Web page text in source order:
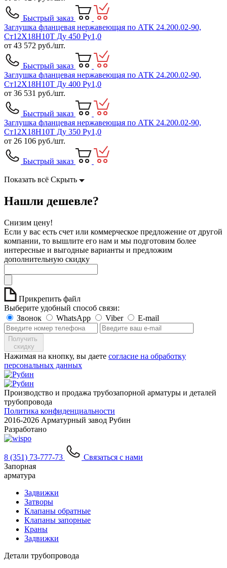
Быстрый заказ
Заглушка фланцевая нержавеющая по АТК 24.200.02-90,
Ст12Х18Н10Т Ду 450 Ру1,0
от 43 572 руб./шт.
Быстрый заказ
Заглушка фланцевая нержавеющая по АТК 24.200.02-90,
Ст12Х18Н10Т Ду 400 Ру1,0
от 36 531 руб./шт.
Быстрый заказ
Заглушка фланцевая нержавеющая по АТК 24.200.02-90,
Ст12Х18Н10Т Ду 350 Ру1,0
от 26 106 руб./шт.
Быстрый заказ
Показать всё Скрыть
Нашли дешевле?
Снизим цену!
Если у вас есть счет или коммерческое предложение от другой
компании, то вышлите его нам и мы подготовим более
интересные и выгодные варианты и предложим
дополнительную скидку
Прикрепить файл
Выберите удобный способ связи:
Звонок
WhatsApp Viber E-mail
Получить
скидку
Нажимая на кнопку, вы даете согласие на обработку
персональных данных
Производство и продажа трубозапорной арматуры и деталей
трубопровода
Политика конфиденциальности
2016-2026 Арматурный завод Рубин
Разработано
8 (351) 73-777-73
Связаться с нами
Запорная
арматура
Задвижки
Затворы
Клапаны обратные
Клапаны запорные
Краны
Задвижки
Детали трубопровода